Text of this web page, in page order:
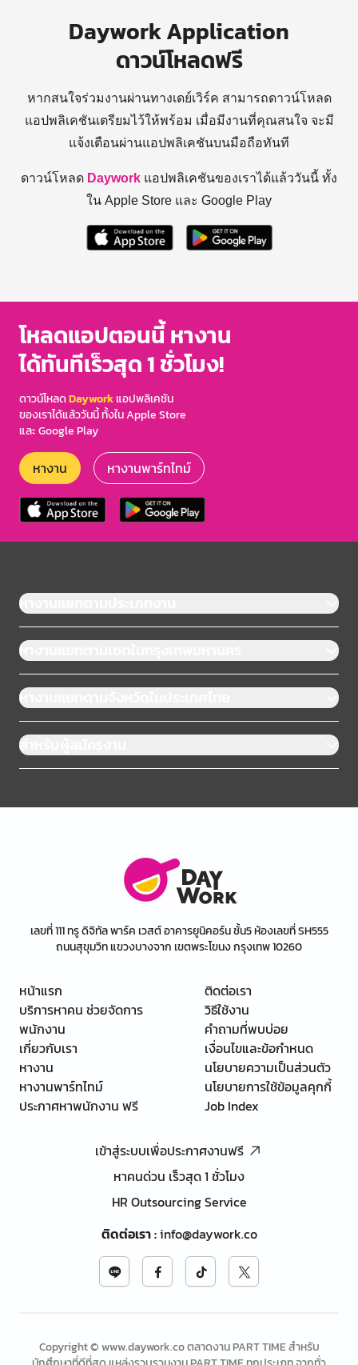
Daywork Application
ดาวน์โหลดฟรี
หากสนใจร่วมงานผ่านทางเดย์เวิร์ค สามารถดาวน์โหลด
แอปพลิเคชันเตรียมไว้ให้พร้อม เมื่อมีงานที่คุณสนใจ จะมี
แจ้งเตือนผ่านแอปพลิเคชันบนมือถือทันที
ดาวน์โหลด Daywork แอปพลิเคชันของเราได้แล้ววันนี้ ทั้ง
ใน Apple Store และ Google Play
โหลดแอปตอนนี้ หางาน
ได้ทันทีเร็วสุด 1 ชั่วโมง!
ดาวน์โหลดDayworkแอปพลิเคชัน
ของเราได้แล้ววันนี้ ทั้งใน Apple Store
และ Google Play
หางาน หางานพาร์ทไทม์
หางานแยกตามประเภทงาน
หางานแยกตามเขตในกรุงเทพมหานคร
หางานแยกตามจังหวัดในประเทศไทย
สำหรับผู้สมัครงาน
เลขที่ 111 ทรู ดิจิทัล พาร์ค เวสต์ อาคารยูนิคอร์น ชั้น5 ห้องเลขที่ SH555
ถนนสุขุมวิท แขวงบางจาก เขตพระโขนง กรุงเทพ 10260
หน้าแรก
บริการหาคน ช่วยจัดการ
พนักงาน
เกี่ยวกับเรา
หางาน
หางานพาร์ทไทม์
ประกาศหาพนักงาน ฟรี
ติดต่อเรา
วิธีใช้งาน
คำถามที่พบบ่อย
เงื่อนไขและข้อกำหนด
นโยบายความเป็นส่วนตัว
นโยบายการใช้ข้อมูลคุกกี้
Job Index
เข้าสู่ระบบเพื่อประกาศงานฟรี
หาคนด่วน เร็วสุด 1 ชั่วโมง
HR Outsourcing Service
ติดต่อเรา:info@daywork.co
Copyright © www.daywork.co ตลาดงาน PART TIME สำหรับ